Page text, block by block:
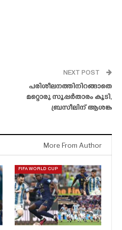
NEXT POST
പരിശീലനത്തിനിറങ്ങാതെ
മറ്റൊരു സൂപ്പർതാരം കൂടി,
ബ്രസീലിന് ആശങ്ക
More From Author
FIFA WORLD CUP